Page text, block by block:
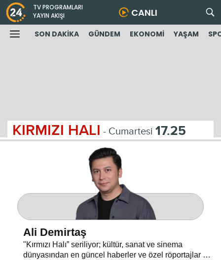
TV PROGRAMLARI
YAYIN AKIŞI
CANLI
SON DAKİKA GÜNDEM EKONOMİ YAŞAM
KIRMIZI HALI - Cumartesi 17.25
Ali Demirtaş
"Kırmızı Halı” seriliyor; kültür, sanat ve sinema
dünyasından en güncel haberler ve özel röportajlar 24